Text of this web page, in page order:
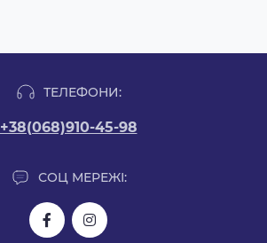
ТЕЛЕФОНИ:
+38(068)910-45-98
СОЦ МЕРЕЖІ: